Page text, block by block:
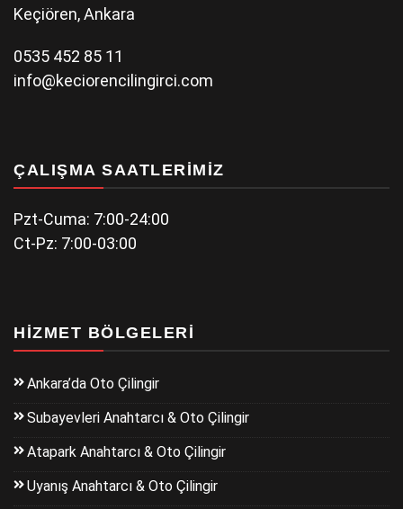
Keçiören, Ankara
0535 452 85 11
info@keciorencilingirci.com
ÇALIŞMA SAATLERIMIZ
Pzt-Cuma: 7:00-24:00
Ct-Pz: 7:00-03:00
HIZMET BÖLGELERI
Ankara’da Oto Çilingir
Subayevleri Anahtarcı & Oto Çilingir
Atapark Anahtarcı & Oto Çilingir
Uyanış Anahtarcı & Oto Çilingir